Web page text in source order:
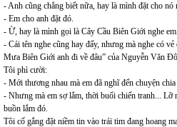
- Anh cũng chẳng biết nữa, hay là mình đặt cho nó
- Em cho anh đặt đó.
- Ừ, hay là mình gọi là Cây Cầu Biên Giới nghe em.
- Cái tên nghe cũng hay đấy, nhưng mà nghe có
Mưa Biên Giới anh đi về đâu” của Nguyễn Văn
Tôi phì cười:
- Mới thương nhau mà em đã nghĩ đến chuyện
- Nhưng mà em sợ lắm, thời buổi chiến tranh... Lỡ
buồn lắm đó.
Tôi cố gắng đặt niềm tin vào trái tim đang hoang